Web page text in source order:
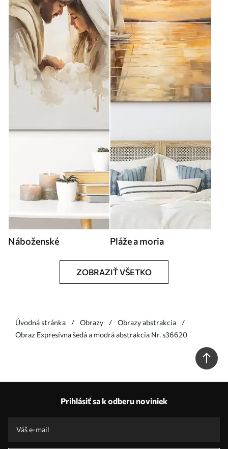
Náboženské Pláže a moria
ZOBRAZIŤ VŠETKO
Úvodná stránka Obrazy
Obrazy abstrakcia
Obraz Expresívna šedá a modrá abstrakcia Nr. s36620
Prihlásiť sa k odberu noviniek